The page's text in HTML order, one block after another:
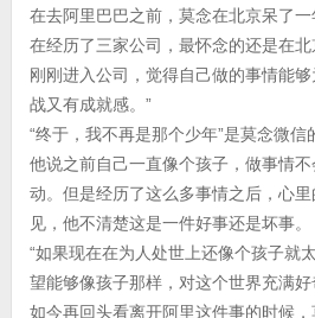
在去阿里巴巴之前，莫念在北京呆了
在经历了三家公司，最怀念的还是在
刚刚进入公司，觉得自己做的事情能
战又有成就感。”
“终于，我不再是那个少年”是莫念微信
他说之前自己一直像个孩子，做事情
动。但是经历了这么多事情之后，心
见，他不清楚这是一件好事还是坏事。
“如果现在在为人处世上还像个孩子就
望能够像孩子那样，对这个世界充满好
如今再回头看离开阿里这件事的时候